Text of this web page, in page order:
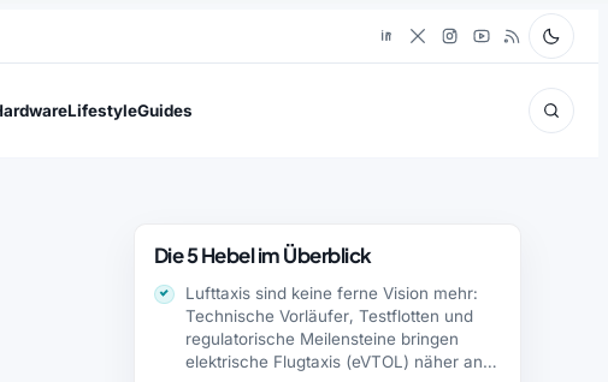
LifestyleGuides
Die 5 Hebel im Überblick
Lufttaxis sind keine ferne Vision mehr:
Technische Vorläufer, Testflotten und
regulatorische Meilensteine bringen
elektrische Flugtaxis (eVTOL) näher an…